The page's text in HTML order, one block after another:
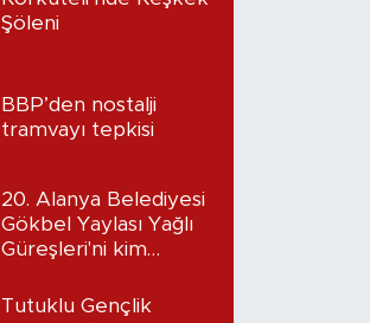
Şöleni
BBP’den nostalji
tramvayı tepkisi
20. Alanya Belediyesi
Gökbel Yaylası Yağlı
Güreşleri'ni kim
Tutuklu Gençlik